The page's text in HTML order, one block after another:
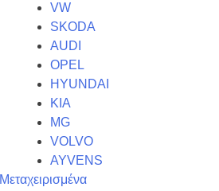
VW
SKODA
AUDI
OPEL
HYUNDAI
KIA
MG
VOLVO
AYVENS
Μεταχειρισμένα